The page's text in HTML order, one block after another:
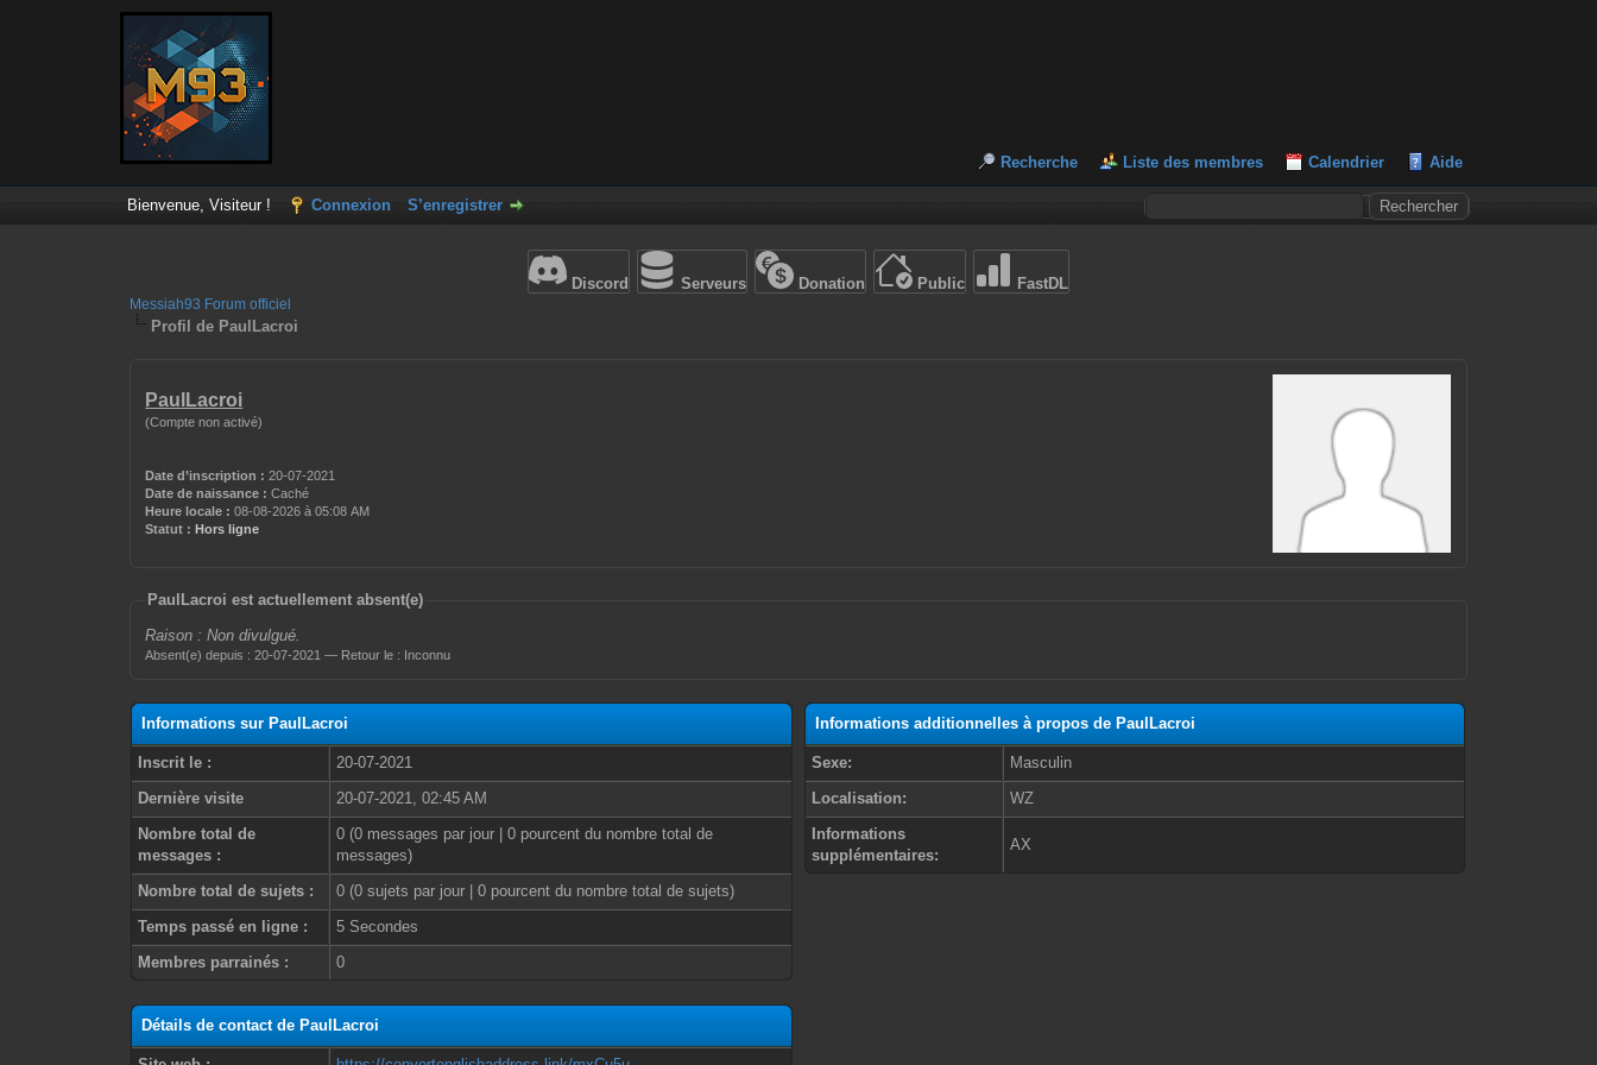
Recherche Liste des membres Calendrier Aide
Bienvenue, Visiteur ! Connexion S’enregistrer
Discord Serveurs Donation Public FastDL
Messiah93 Forum officiel
Profil de PaulLacroi
PaulLacroi
(Compte non activé)
Date d’inscription : 20-07-2021
Date de naissance : Caché
Heure locale : 08-08-2026 à 05:08 AM
Statut : Hors ligne
PaulLacroi est actuellement absent(e)
Raison : Non divulgué.
Absent(e) depuis : 20-07-2021 — Retour le : Inconnu
Informations sur PaulLacroi
Inscrit le :
20-07-2021
Dernière visite
20-07-2021, 02:45 AM
Nombre total de
messages :
0 (0 messages par jour | 0 pourcent du nombre total de
messages)
Nombre total de sujets :
0 (0 sujets par jour | 0 pourcent du nombre total de sujets)
Temps passé en ligne :
5 Secondes
Membres parrainés :
0
Détails de contact de PaulLacroi
Informations additionnelles à propos de PaulLacroi
Sexe:
Masculin
Localisation:
WZ
Informations
supplémentaires:
AX